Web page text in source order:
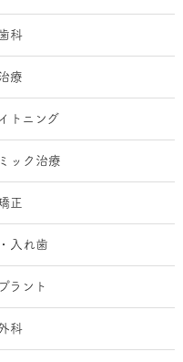
科
療
トニング
ック治療
正
入れ歯
ラント
科